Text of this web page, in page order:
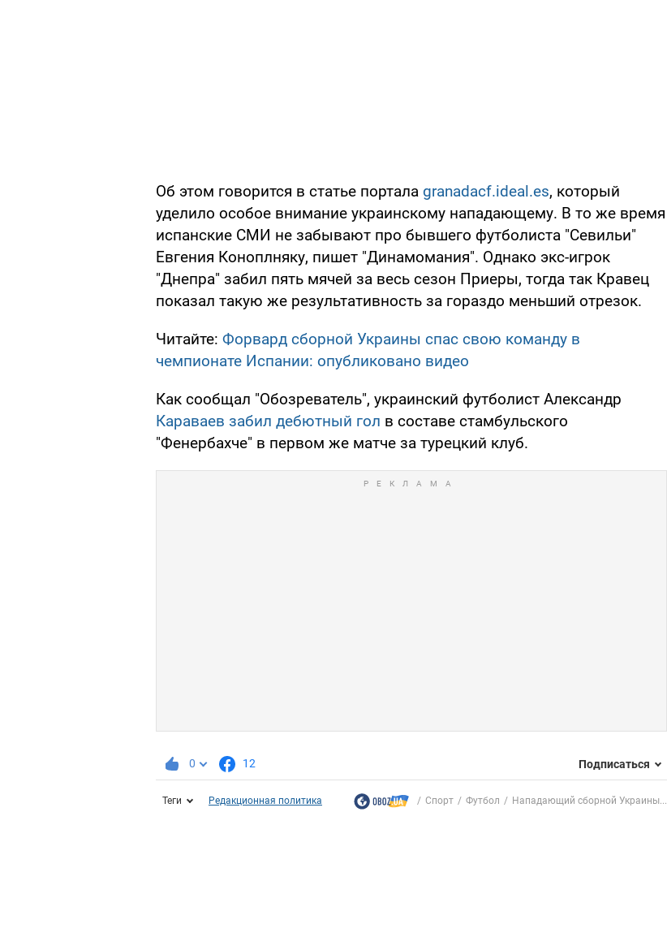
Об этом говорится в статье портала granadacf.ideal.es, который
уделило особое внимание украинскому нападающему. В то же время
испанские СМИ не забывают про бывшего футболиста "Севильи"
Евгения Коноплняку, пишет "Динамомания". Однако экс-игрок
"Днепра" забил пять мячей за весь сезон Приеры, тогда так Кравец
показал такую же результативность за гораздо меньший отрезок.
Читайте: Форвард сборной Украины спас свою команду в
чемпионате Испании: опубликовано видео
Как сообщал "Обозреватель", украинский футболист Александр
Караваев забил дебютный гол в составе стамбульского
"Фенербахче" в первом же матче за турецкий клуб.
0 12 Подписаться
Теги Редакционная политика Спорт Футбол Нападающий сборной Украины...